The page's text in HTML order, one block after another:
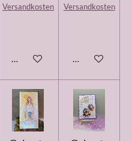
Versandkosten
In den Warenkorb
Versandkosten
In den